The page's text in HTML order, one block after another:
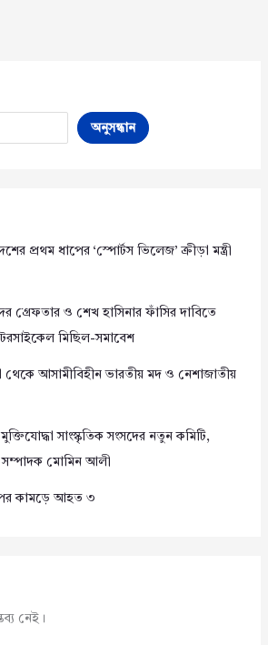
অনুসন্ধান
প্রথম ধাপের ‘স্পোর্টস ভিলেজ’ ক্রীড়া মন্ত্রী
গ্রেফতার ও শেখ হাসিনার ফাঁসির দাবিতে
মিছিল-সমাবেশ
থেকে আসামীবিহীন ভারতীয় মদ ও নেশাজাতীয়
সাংস্কৃতিক সংসদের নতুন কমিটি,
সম্পাদক মোমিন আলী
কামড়ে আহত ৩
নেই।